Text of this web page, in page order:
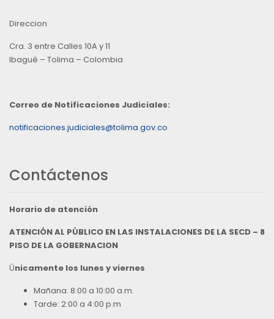
Direccion
Cra. 3 entre Calles 10A y 11
Ibagué – Tolima – Colombia
Correo de Notificaciones Judiciales:
notificaciones.judiciales@tolima.gov.co
Contáctenos
Horario de atención
ATENCIÓN AL PÚBLICO EN LAS INSTALACIONES DE LA SECD – 8
PISO DE LA GOBERNACION
Únicamente los lunes y viernes
Mañana: 8:00 a 10:00 a.m.
Tarde: 2:00 a 4:00 p.m